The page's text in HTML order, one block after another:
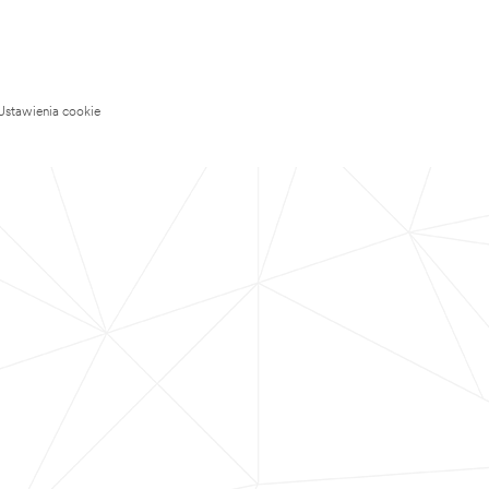
cookie